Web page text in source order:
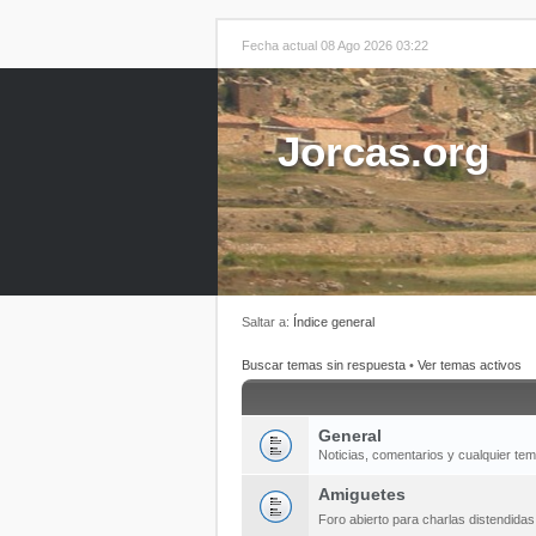
Fecha actual 08 Ago 2026 03:22
Jorcas.org
Saltar a: Índice general
Buscar temas sin respuesta • Ver temas activos
General
Noticias, comentarios y cualquier
Amiguetes
Foro abierto para charlas